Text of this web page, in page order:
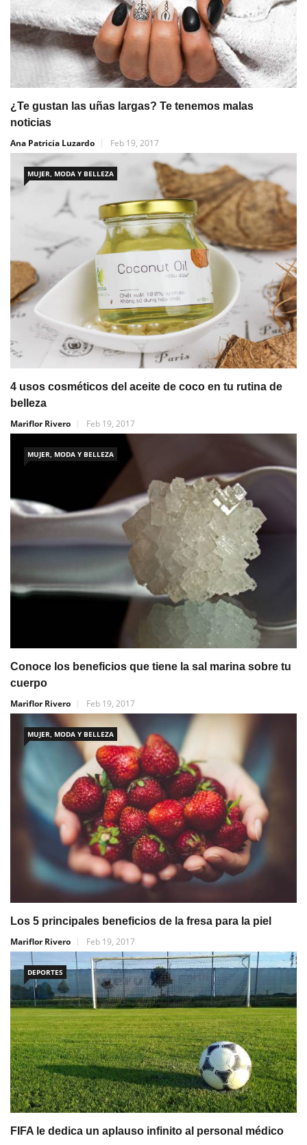
¿Te gustan las uñas largas? Te tenemos malas
noticias
Ana Patricia Luzardo
Feb 19, 2017
MUJER, MODA Y BELLEZA
4 usos cosméticos del aceite de coco en tu rutina de
belleza
Mariflor Rivero
Feb 19, 2017
MUJER, MODA Y BELLEZA
Conoce los beneficios que tiene la sal marina sobre tu
cuerpo
Mariflor Rivero
Feb 19, 2017
MUJER, MODA Y BELLEZA
Los 5 principales beneficios de la fresa para la piel
Mariflor Rivero
Feb 19, 2017
DEPORTES
FIFA le dedica un aplauso infinito al personal médico